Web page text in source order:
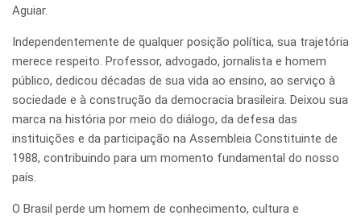
Aguiar.
Independentemente de qualquer posição política, sua trajetória
merece respeito. Professor, advogado, jornalista e homem
público, dedicou décadas de sua vida ao ensino, ao serviço à
sociedade e à construção da democracia brasileira. Deixou sua
marca na história por meio do diálogo, da defesa das
instituições e da participação na Assembleia Constituinte de
1988, contribuindo para um momento fundamental do nosso
país.
O Brasil perde um homem de conhecimento, cultura e